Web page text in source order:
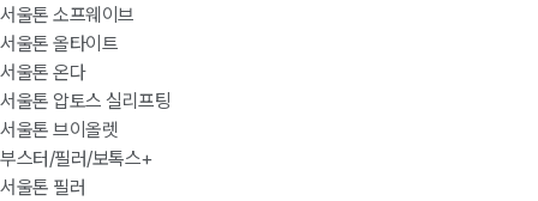
서울톤 소프웨이브
서울톤 올타이트
서울톤 온다
서울톤 압토스 실리프팅
서울톤 브이올렛
부스터/필러/보톡스+
서울톤 필러